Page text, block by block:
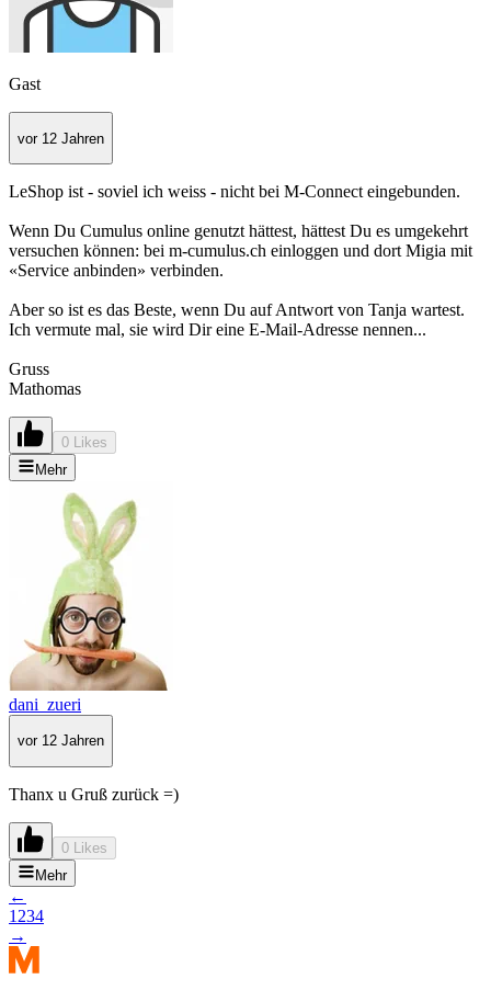
Gast
vor 12 Jahren
LeShop ist - soviel ich weiss - nicht bei M-Connect eingebunden.
Wenn Du Cumulus online genutzt hättest, hättest Du es umgekehrt
versuchen können: bei m-cumulus.ch einloggen und dort Migia mit
«Service anbinden» verbinden.
Aber so ist es das Beste, wenn Du auf Antwort von Tanja wartest.
Ich vermute mal, sie wird Dir eine E-Mail-Adresse nennen...
Gruss
Mathomas
0 Likes
Mehr
dani_zueri
vor 12 Jahren
Thanx u Gruß zurück =)
0 Likes
Mehr
←
1 234
→